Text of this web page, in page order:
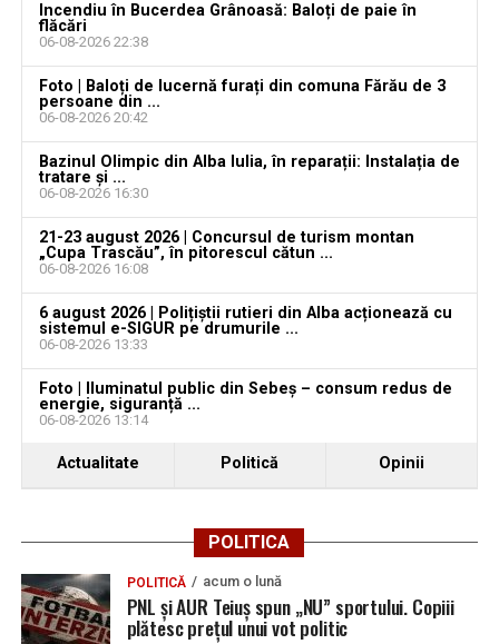
vacante
Locuri de muncă în Teiuș, disponibile la 4 august
2026. AJOFM Alba a publicat lista posturilor
vacante
Bărbat de 30 de ani din Galda de Jos, reținut după
ce și-ar fi agresat și violat partenera
Incendiu în Bucerdea Grânoasă: Baloți de paie în
flăcări
06-08-2026 22:38
Foto | Baloți de lucernă furați din comuna Fărău de 3
persoane din ...
06-08-2026 20:42
Bazinul Olimpic din Alba Iulia, în reparații: Instalația de
tratare și ...
06-08-2026 16:30
21-23 august 2026 | Concursul de turism montan
„Cupa Trascău”, în pitorescul cătun ...
06-08-2026 16:08
6 august 2026 | Polițiștii rutieri din Alba acționează cu
sistemul e-SIGUR pe drumurile ...
06-08-2026 13:33
Foto | Iluminatul public din Sebeș – consum redus de
energie, siguranță ...
06-08-2026 13:14
Actualitate Politică Opinii
POLITICA
POLITICĂ acum o lună
PNL și AUR Teiuș spun „NU” sportului. Copiii
plătesc prețul unui vot politic